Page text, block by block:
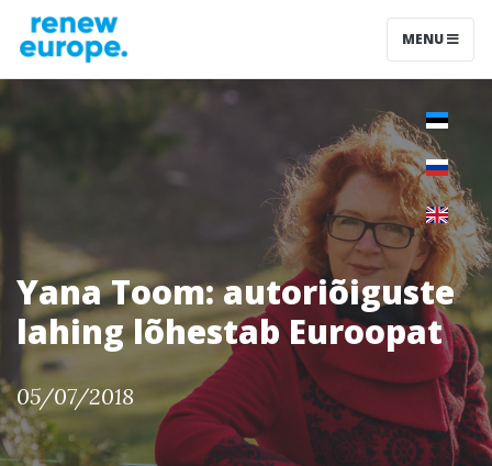
MENU
Yana Toom: autoriõiguste
lahing lõhestab Euroopat
05/07/2018